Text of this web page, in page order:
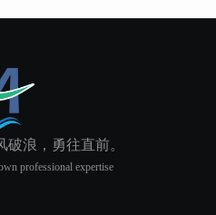
浪，勇往直前。
professional expertise